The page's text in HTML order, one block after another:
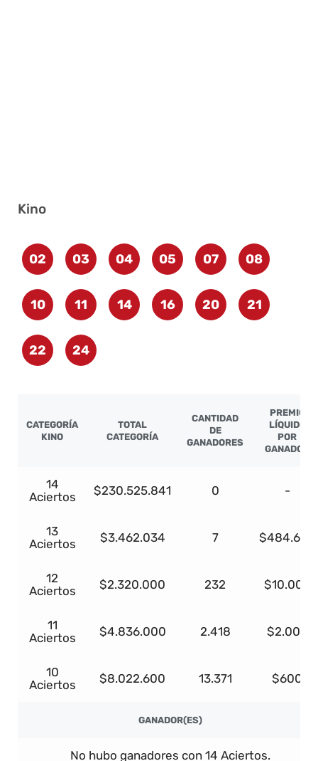
Kino
02 03 04 05 07 08
10 11 14 16 20 21
22 24
CATEGORÍA
KINO
TOTAL
CATEGORÍA
CANTIDAD
DE
GANADORES
PREMIO
LÍQUIDO
POR
GANADOR
14
Aciertos
$230.525.841 0 -
13
Aciertos
$3.462.034 7 $484.685
12
Aciertos
$2.320.000 232 $10.000
11
Aciertos
$4.836.000 2.418 $2.000
10
Aciertos
$8.022.600 13.371 $600
GANADOR(ES)
No hubo ganadores con 14 Aciertos.